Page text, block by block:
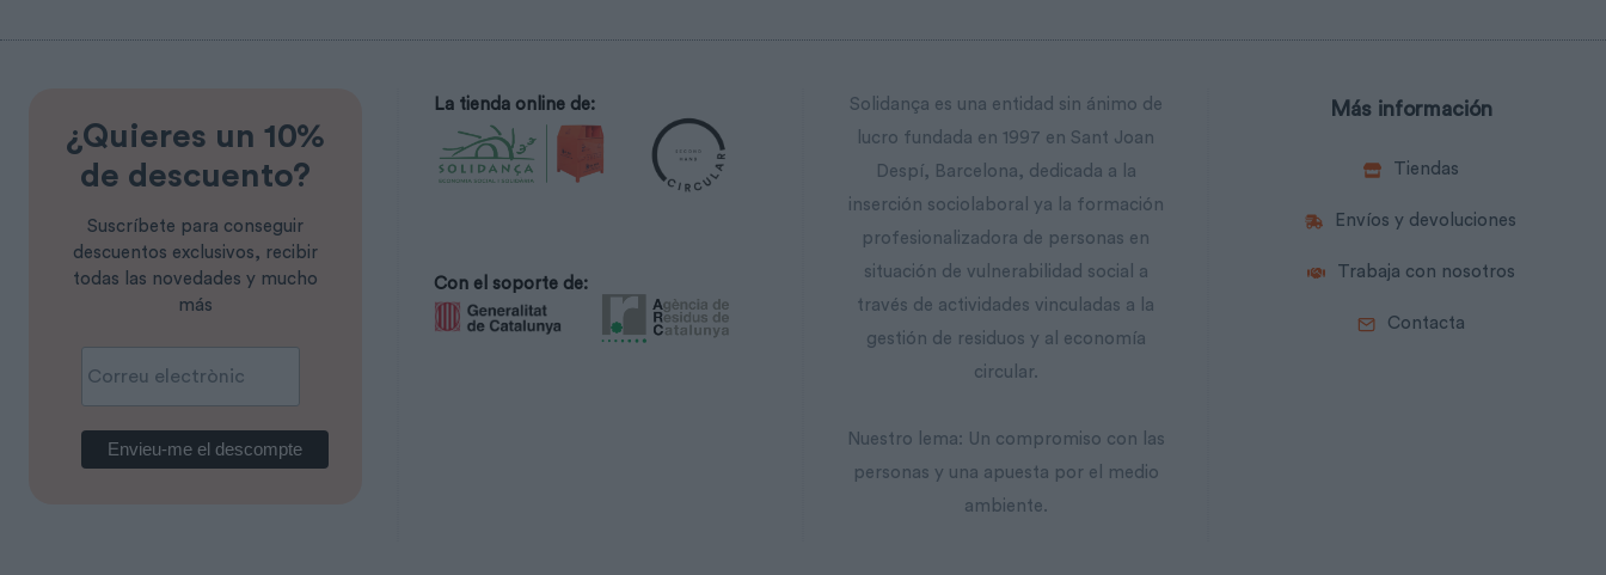
¿Quieres un 10%
de descuento?
Suscríbete para conseguir
descuentos exclusivos, recibir
todas las novedades y mucho
más
La tienda online de:
Con el soporte de:
Solidança es una entidad sin ánimo de
lucro fundada en 1997 en Sant Joan
Despí, Barcelona, ​​dedicada a la
inserción sociolaboral ya la formación
profesionalizadora de personas en
situación de vulnerabilidad social a
través de actividades vinculadas a la
gestión de residuos y al economía
circular.
Nuestro lema: Un compromiso con las
personas y una apuesta por el medio
ambiente.
Más información
Tiendas
Envíos y devoluciones
Trabaja con nosotros
Contacta